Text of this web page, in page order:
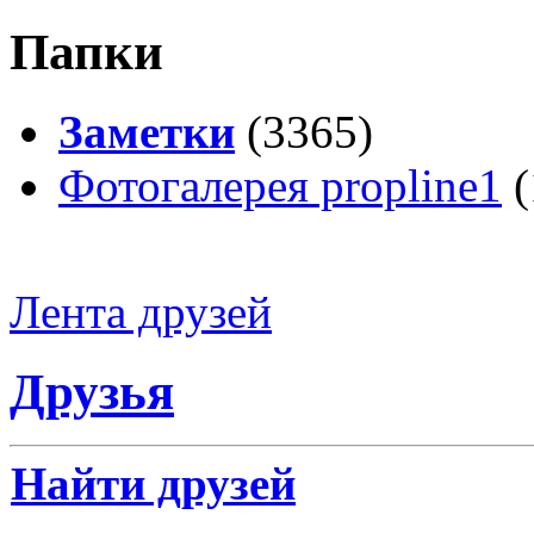
Папки
Заметки (3365)
Фотогалерея propline1
Лента друзей
Друзья
Найти друзей